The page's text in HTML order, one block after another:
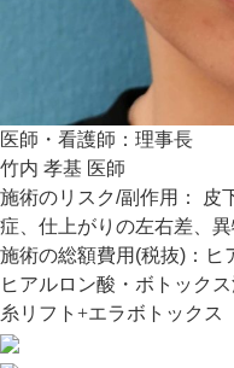
医師・看護師： 理事長
竹内 孝基 医師
施術のリスク/副作用：
皮
症、仕上がりの左右差、
施術の総額費用(税抜)： ヒ
ヒアルロン酸・ボトック
糸リフト+エラボトックス